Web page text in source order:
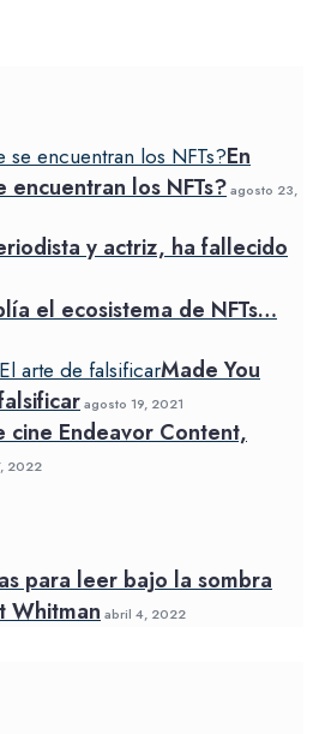
En
los NFTs?agosto 23,
y actriz, ha fallecido
el ecosistema de NFTs…
Made You
agosto 19, 2021
cine Endeavor Content,
2022
para leer bajo la sombra
Whitman abril 4, 2022